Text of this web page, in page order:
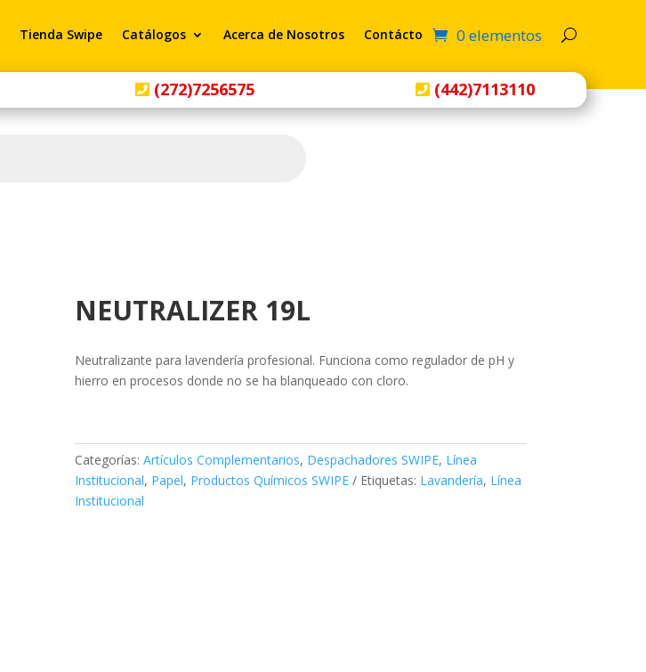
Tienda Swipe Catálogos Acerca de Nosotros Contácto 0 elementos
(272)7256575 (442)7113110
NEUTRALIZER 19L
Neutralizante para lavendería profesional. Funciona como regulador de pH y
hierro en procesos donde no se ha blanqueado con cloro.
Categorías: Artículos Complementarios, Despachadores SWIPE, Línea
Institucional, Papel, Productos Químicos SWIPE Etiquetas: Lavandería, Línea
Institucional